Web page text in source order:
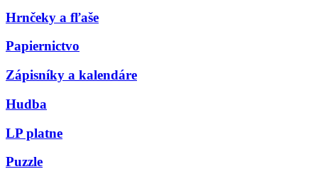
Hrnčeky a fľaše
Papiernictvo
Zápisníky a kalendáre
Hudba
LP platne
Puzzle